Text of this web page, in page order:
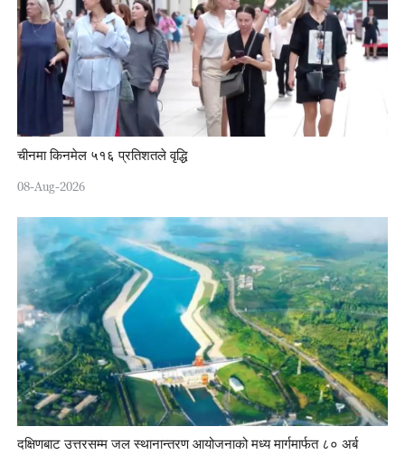
चीनमा किनमेल ५१६ प्रतिशतले वृद्धि
08-Aug-2026
दक्षिणबाट उत्तरसम्म जल स्थानान्तरण आयोजनाको मध्य मार्गमार्फत ८० अर्ब